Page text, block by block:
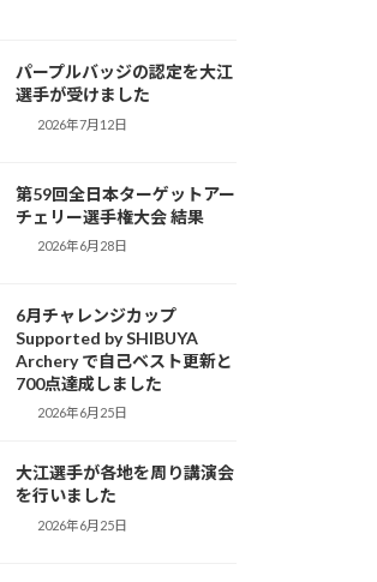
パープルバッジの認定を大江
選手が受けました
2026年7月12日
第59回全日本ターゲットアー
チェリー選手権大会 結果
2026年6月28日
6月チャレンジカップ
Supported by SHIBUYA
Archery で自己ベスト更新と
700点達成しました
2026年6月25日
大江選手が各地を周り講演会
を行いました
2026年6月25日